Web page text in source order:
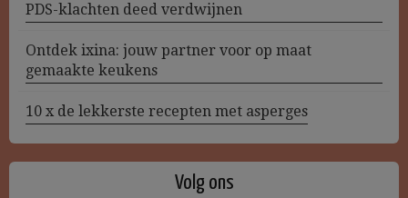
PDS-klachten deed verdwijnen
Ontdek ixina: jouw partner voor op maat
gemaakte keukens
10 x de lekkerste recepten met asperges
Volg ons